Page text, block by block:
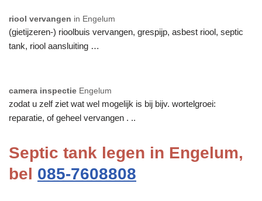
riool vervangen in Engelum
(gietijzeren-) rioolbuis vervangen, grespijp, asbest riool, septic
tank, riool aansluiting …
camera inspectie Engelum
zodat u zelf ziet wat wel mogelijk is bij bijv. wortelgroei:
reparatie, of geheel vervangen . ..
Septic tank legen in Engelum,
bel 085-7608808